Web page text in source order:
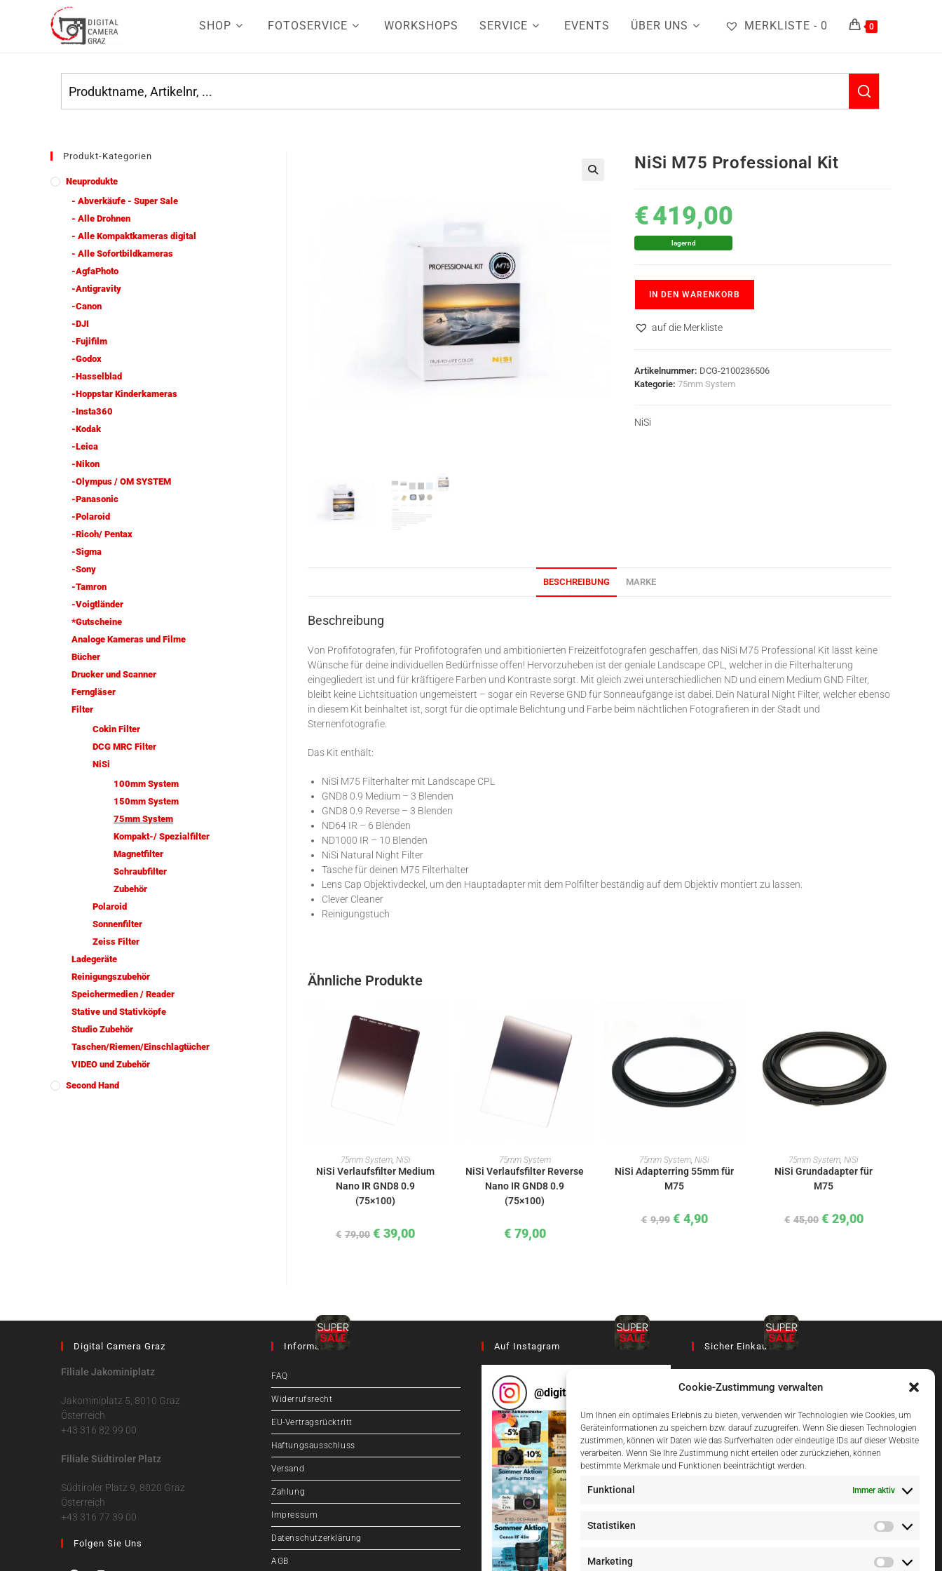
Cookie-Zustimmung verwalten
Um Ihnen ein optimales Erlebnis zu bieten, verwenden wir Technologien wie Cookies, um
Geräteinformationen zu speichern bzw. darauf zuzugreifen. Wenn Sie diesen Technologien
zustimmen, können wir Daten wie das Surfverhalten oder eindeutige IDs auf dieser Website
verarbeiten. Wenn Sie Ihre Zustimmung nicht erteilen oder zurückziehen, können
bestimmte Merkmale und Funktionen beeinträchtigt werden.
Funktional Immer aktiv
Statistiken
Marketing
SHOP FOTOSERVICE WORKSHOPS SERVICE EVENTS ÜBER UNS MERKLISTE - 0 0
NiSi M75 Professional Kit
€419,00
lagernd
IN DEN WARENKORB
auf die Merkliste
Artikelnummer: DCG-2100236506
Kategorie:75mm System
NiSi
BESCHREIBUNG MARKE
Beschreibung
Von Profifotografen, für Profifotografen und ambitionierten Freizeitfotografen geschaffen, das NiSi M75 Professional Kit lässt keine
Wünsche für deine individuellen Bedürfnisse offen! Hervorzuheben ist der geniale Landscape CPL, welcher in die Filterhalterung
eingegliedert ist und für kräftigere Farben und Kontraste sorgt. Mit gleich zwei unterschiedlichen ND und einem Medium GND Filter,
bleibt keine Lichtsituation ungemeistert – sogar ein Reverse GND für Sonneaufgänge ist dabei. Dein Natural Night Filter, welcher ebenso
in diesem Kit beinhaltet ist, sorgt für die optimale Belichtung und Farbe beim nächtlichen Fotografieren in der Stadt und
Sternenfotografie.
Das Kit enthält:
NiSi M75 Filterhalter mit Landscape CPL
GND8 0.9 Medium – 3 Blenden
GND8 0.9 Reverse – 3 Blenden
ND64 IR – 6 Blenden
ND1000 IR – 10 Blenden
NiSi Natural Night Filter
Tasche für deinen M75 Filterhalter
Lens Cap Objektivdeckel, um den Hauptadapter mit dem Polfilter beständig auf dem Objektiv montiert zu lassen.
Clever Cleaner
Reinigungstuch
Ähnliche Produkte
IN DEN WARENKORB
75mm System, NiSi
NiSi Verlaufsfilter Medium
Nano IR GND8 0.9
(75×100)
€ 79,00 € 39,00
IN DEN WARENKORB
75mm System
NiSi Verlaufsfilter Reverse
Nano IR GND8 0.9
(75×100)
€ 79,00
IN DEN WARENKORB
75mm System,NiSi
NiSi Adapterring 55mm für
M75
€ 9,99 € 4,90
IN DEN WARENKORB
75mm System,NiSi
NiSi Grundadapter für
M75
€ 45,00 € 29,00
Produkt-Kategorien
Neuprodukte
- Abverkäufe - Super Sale
- Alle Drohnen
- Alle Kompaktkameras digital
- Alle Sofortbildkameras
-AgfaPhoto
-Antigravity
-Canon
-DJI
-Fujifilm
-Godox
-Hasselblad
-Hoppstar Kinderkameras
-Insta360
-Kodak
-Leica
-Nikon
-Olympus / OM SYSTEM
-Panasonic
-Polaroid
-Ricoh/ Pentax
-Sigma
-Sony
-Tamron
-Voigtländer
*Gutscheine
Analoge Kameras und Filme
Bücher
Drucker und Scanner
Ferngläser
Filter
Cokin Filter
DCG MRC Filter
NiSi
100mm System
150mm System
75mm System
Kompakt-/ Spezialfilter
Magnetfilter
Schraubfilter
Zubehör
Polaroid
Sonnenfilter
Zeiss Filter
Ladegeräte
Reinigungszubehör
Speichermedien / Reader
Stative und Stativköpfe
Studio Zubehör
Taschen/Riemen/Einschlagtücher
VIDEO und Zubehör
Second Hand
Digital Camera Graz
Filiale Jakominiplatz
Jakominiplatz 5, 8010 Graz
Österreich
+43 316 82 99 00
Filiale Südtiroler Platz
Südtiroler Platz 9, 8020 Graz
Österreich
+43 316 77 39 00
Folgen Sie Uns
Information
FAQ
Widerrufsrecht
EU-Vertragsrücktritt
Haftungsausschluss
Versand
Zahlung
Impressum
Datenschutzerklärung
AGB
Auf Instagram
@digitalcameragraz
Sicher Einkaufen
Einfach Online Bezahlen